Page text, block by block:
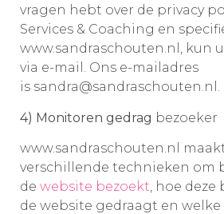
vragen hebt over de privacy
Services & Coaching en
www.sandraschouten.nl, kun
via e-mail. Ons e-mailadres
is sandra@sandraschouten.nl.
4) Monitoren gedrag bezoeker
www.sandraschouten.nl
verschillende technieken om
de website bezoekt, hoe deze
de website gedraagt en welke